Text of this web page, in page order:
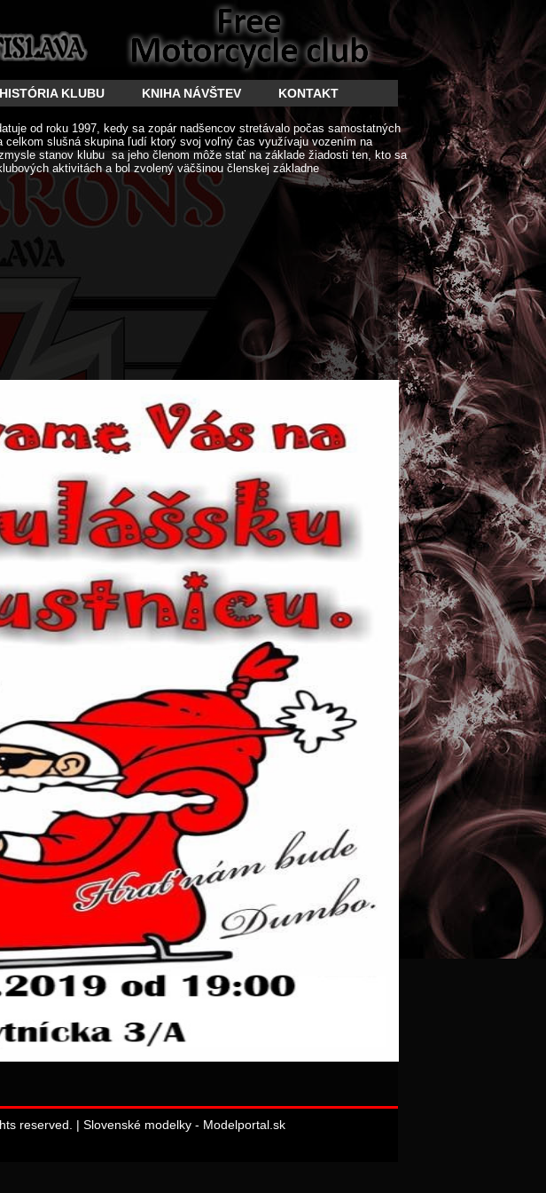
HISTÓRIA KLUBU KNIHA NÁVŠTEV KONTAKT
od roku 1997, kedy sa zopár nadšencov stretávalo počas samostatných
slušná skupina ľudí ktorý svoj voľný čas využívaju vozením na
stanov klubu sa jeho členom môže stať na základe žiadosti ten, kto sa
aktivitách a bol zvolený väčšinou členskej základne
reserved. | Slovenské modelky - Modelportal.sk